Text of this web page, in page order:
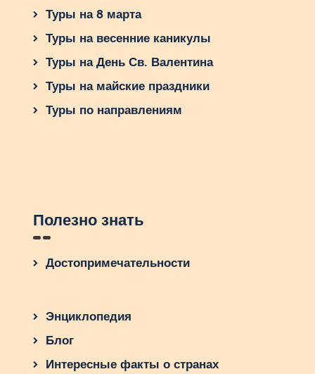
Туры на 8 марта
Туры на весенние каникулы
Туры на День Св. Валентина
Туры на майские праздники
Туры по направлениям
Полезно знать
Достопримечательности
Энциклопедия
Блог
Интересные факты о странах